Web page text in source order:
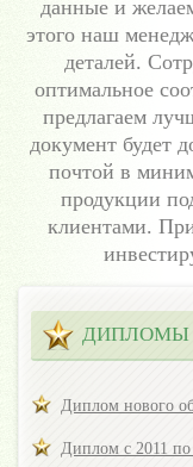
данные и
этого наш
деталей.
оптимальное
предлагаем
документ будет
почтой в
продукции
клиентами.
ДИПЛОМЫ
Диплом нового
Диплом с 2011 по